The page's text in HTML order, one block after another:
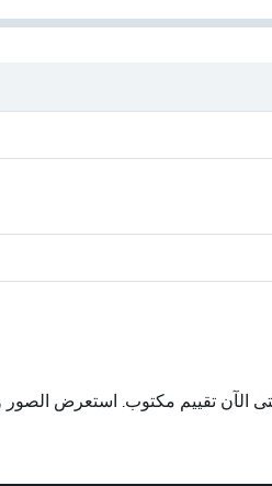
الآن تقييم مكتوب. استعرض الصور